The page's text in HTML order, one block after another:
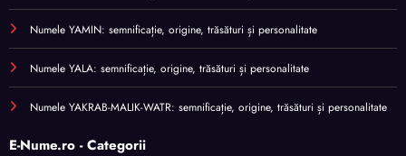
Numele YAMIN: semnificație, origine, trăsături și personalitate
Numele YALA: semnificație, origine, trăsături și personalitate
Numele YAKRAB-MALIK-WATR: semnificație, origine, trăsături și personalitate
E-Nume.ro - Categorii